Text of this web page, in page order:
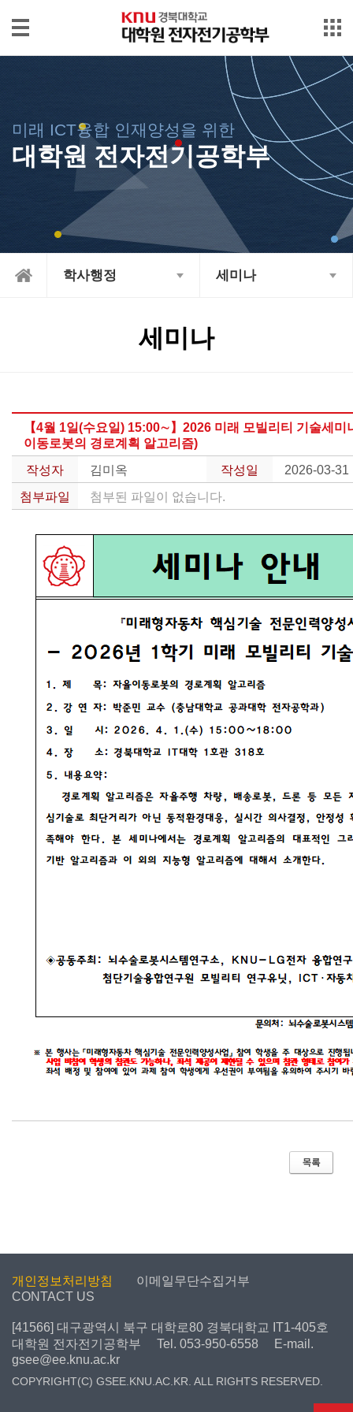
대
학
원
소
개
입
학/
장
학
연
구/
육
산
미래 ICT융합 인재양성을 위한
대학원 전자전기공학부
학사행정 세미나
세미나
【4월 1일(수요일) 15:00∼】2026 미래 모빌리티 기술세미
이동로봇의 경로계획 알고리즘)
작성자
김미옥 작성일
2026-03-31
첨부파일
첨부된 파일이 없습니다.
개인정보처리방침
이메일무단수집거부
CONTACT US
[41566] 대구광역시 북구 대학로80 경북대학교 IT1-405호
대학원 전자전기공학부
Tel. 053-950-6558
E-mail.
gsee@ee.knu.ac.kr
COPYRIGHT(C) GSEE.KNU.AC.KR. ALL RIGHTS RESERVED.